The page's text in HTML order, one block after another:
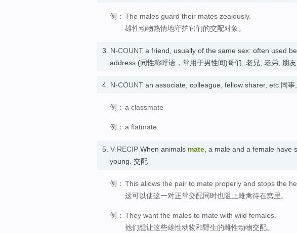
例： The males guard their mates zealously.
雄性动物热情地守护它们的交配对象。
3. N-COUNT a friend, usually of the same sex: often used
address (同性称呼语，常用于男性间)哥们; 老兄; 老弟; 朋友
4. N-COUNT an associate, colleague, fellow sharer, etc 同事
例： a classmate
例： a flatmate
5. V-RECIP When animals mate , a male and a female have
young. 交配
例： This allows the pair to mate properly and stops the
这可以使这一对正常交配同时也阻止雌禽待在窝里。
例： They want the males to mate with wild females.
他们想让这些雄性动物和野生的雌性动物交配。